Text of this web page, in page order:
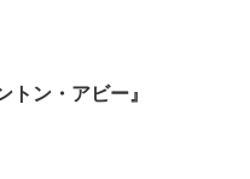
トン・アビー』